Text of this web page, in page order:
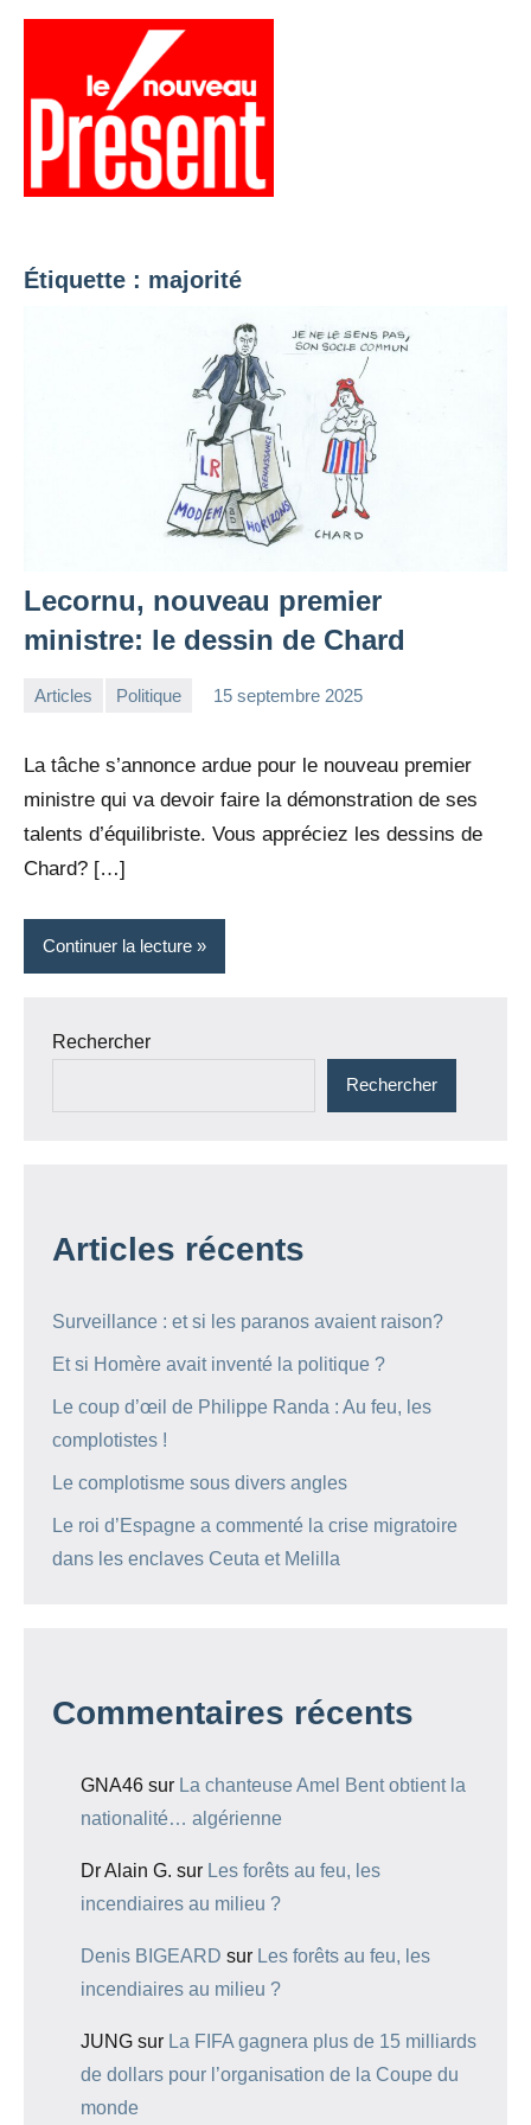
Aller
Étiquette : majorité
Lecornu, nouveau premier
ministre: le dessin de Chard
Articles Politique 15 septembre 2025
La tâche s’annonce ardue pour le nouveau premier
ministre qui va devoir faire la démonstration de ses
talents d’équilibriste. Vous appréciez les dessins de
Chard? […]
Continuer la lecture
Rechercher
Rechercher
Articles récents
Surveillance : et si les paranos avaient raison?
Et si Homère avait inventé la politique ?
Le coup d’œil de Philippe Randa : Au feu, les
complotistes !
Le complotisme sous divers angles
Le roi d’Espagne a commenté la crise migratoire
dans les enclaves Ceuta et Melilla
Commentaires récents
GNA46 sur La chanteuse Amel Bent obtient la
nationalité… algérienne
Dr Alain G. sur Les forêts au feu, les
incendiaires au milieu ?
Denis BIGEARD sur Les forêts au feu, les
incendiaires au milieu ?
JUNG sur La FIFA gagnera plus de 15 milliards
de dollars pour l’organisation de la Coupe du
monde